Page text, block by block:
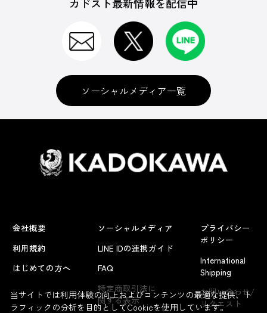
よくあるお問い合わせ
ソーシャルメディア一覧
会社概要
利用規約
はじめての方へ
ソーシャルメディア
LINE IDの連携ガイド
FAQ
特定商取引法に
関する表示
プライバシー
ポリシー
International
Shipping
お問い合わせ/
リクエスト
当サイトでは利用体験の向上およびコンテンツの最適な提供、ト
ラフィックの分析を目的としてCookieを使用しています。